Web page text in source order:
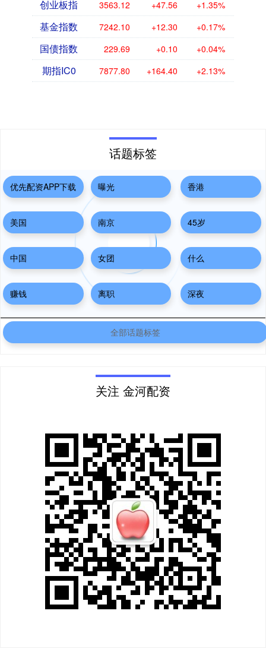
创业板指 3563.12 +47.56 +1.35%
基金指数 7242.10 +12.30 +0.17%
国债指数 229.69 +0.10 +0.04%
期指IC0 7877.80 +164.40 +2.13%
话题标签
优先配资APP下载 曝光 香港
美国 南京 45岁
中国 女团 什么
赚钱 离职 深夜
全部话题标签
关注 金河配资